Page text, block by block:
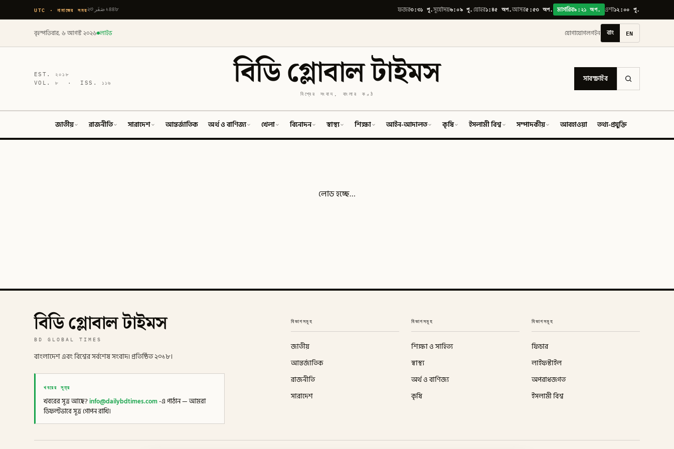
UTC · নামাজের সময় ২৩ صَفَر ১৪৪৮ ফজর৩:৩১ পূ.সূর্যোদয়৬:০৯ পূ.যোহর১:৪৫ অপ.আসর৫:৫৩ অপ. মাগরিব৯:২১ অপ. এশা১২:০০ পূ.
বৃহস্পতিবার, ৬ আগস্ট ২০২৬ লাইভ যোগাযোগলগইন বাং EN
EST.২০১৮
VOL.৮ · ISS. ১১৬ বিডি গ্লোবাল টাইমস
বিশ্বের সংবাদ, বাংলার কণ্ঠ
সাবস্ক্রাইব
জাতীয় রাজনীতি সারাদেশ আন্তর্জাতিক অর্থ ও বাণিজ্য খেলা বিনোদন স্বাস্থ্য শিক্ষা আইন-আদালত কৃষি ইসলামী বিশ্ব সম্পাদকীয় আবহাওয়া তথ্য-প্রযুক্তি
লোড হচ্ছে…
বিডি গ্লোবাল টাইমস
BD GLOBAL TIMES
বাংলাদেশ এবং বিশ্বের সর্বশেষ সংবাদ। প্রতিষ্ঠিত ২০১৮।
খবরের সূত্র
খবরের সূত্র আছে?info@dailybdtimes.com-এ পাঠান — আমরা
ডিফল্টভাবে সূত্র গোপন রাখি।
বিভাগসমূহ
জাতীয়
আন্তর্জাতিক
রাজনীতি
সারাদেশ
বিভাগসমূহ
শিক্ষা ও সাহিত্য
স্বাস্থ্য
অর্থ ও বাণিজ্য
কৃষি
বিভাগসমূহ
ফিচার
লাইফস্টাইল
অপরাধজগত
ইসলামী বিশ্ব